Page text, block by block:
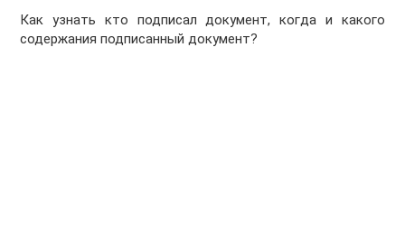
Как узнать кто подписал документ, когда и какого
содержания подписанный документ?